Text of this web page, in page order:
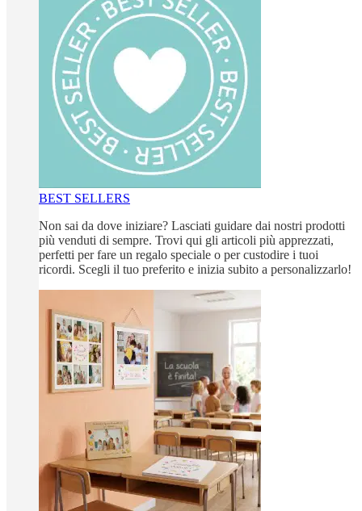
BEST SELLERS
Non sai da dove iniziare? Lasciati guidare dai nostri prodotti
più venduti di sempre. Trovi qui gli articoli più apprezzati,
perfetti per fare un regalo speciale o per custodire i tuoi
ricordi. Scegli il tuo preferito e inizia subito a personalizzarlo!